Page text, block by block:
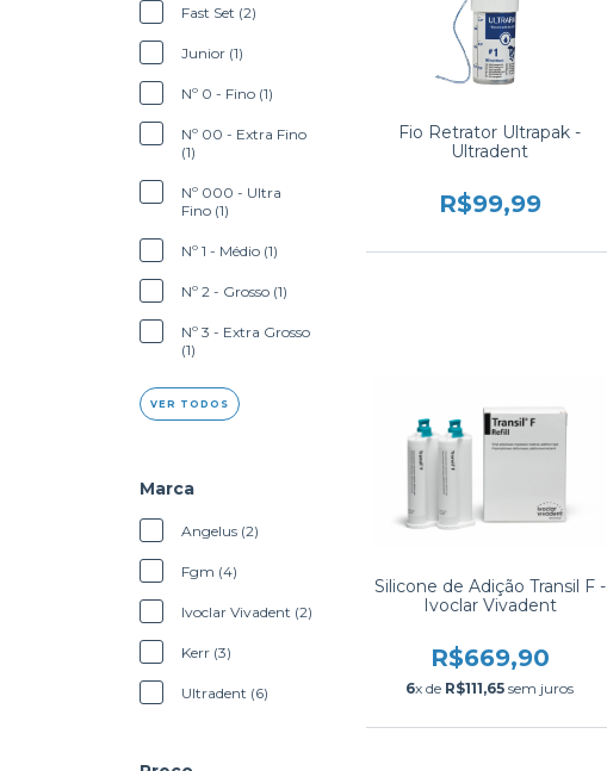
Fast Set (2)
Junior (1)
Nº 0 - Fino (1)
Nº 00 - Extra Fino
(1)
Nº 000 - Ultra
Fino (1)
Nº 1 - Médio (1)
Nº 2 - Grosso (1)
Nº 3 - Extra Grosso
(1)
VER TODOS
Marca
Angelus (2)
Fgm (4)
Ivoclar Vivadent (2)
Kerr (3)
Ultradent (6)
Fio Retrator Ultrapak -
Ultradent
R$99,99
Silicone de Adição Transil F -
Ivoclar Vivadent
R$669,90
6x de R$111,65 sem juros